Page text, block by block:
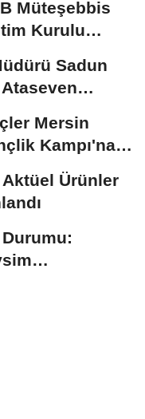
Müteşebbis
Kurulu
Sadun
Mersin
Kampı'na
Ürünler